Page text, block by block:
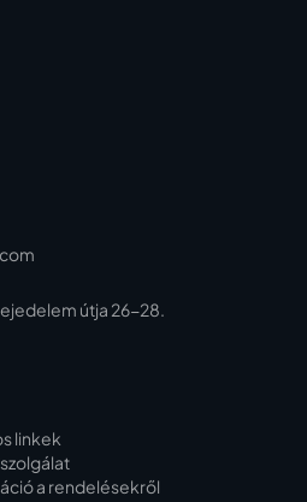
útja 26-28.
linkek
a rendelésekről